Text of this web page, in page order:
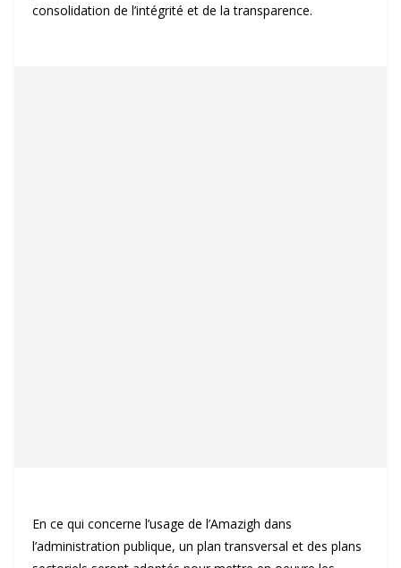
consolidation de l’intégrité et de la transparence.
En ce qui concerne l’usage de l’Amazigh dans
l’administration publique, un plan transversal et des plans